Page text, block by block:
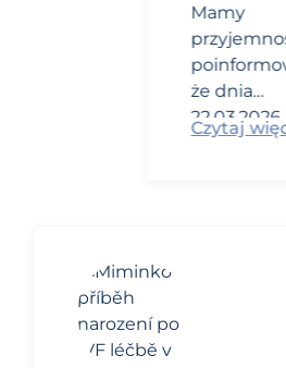
Mamy
że dnia
22.03.2026
godz. 21:37
Czytaj